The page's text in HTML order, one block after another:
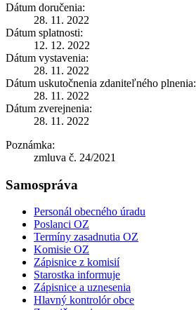
Dátum doručenia:
28. 11. 2022
Dátum splatnosti:
12. 12. 2022
Dátum vystavenia:
28. 11. 2022
Dátum uskutočnenia zdaniteľného plnenia:
28. 11. 2022
Dátum zverejnenia:
28. 11. 2022
Poznámka:
zmluva č. 24/2021
Samospráva
Personál obecného úradu
Poslanci OZ
Termíny zasadnutia OZ
Komisie OZ
Zápisnice z komisií
Starostka informuje
Zápisnice a uznesenia
Hlavný kontrolór obce